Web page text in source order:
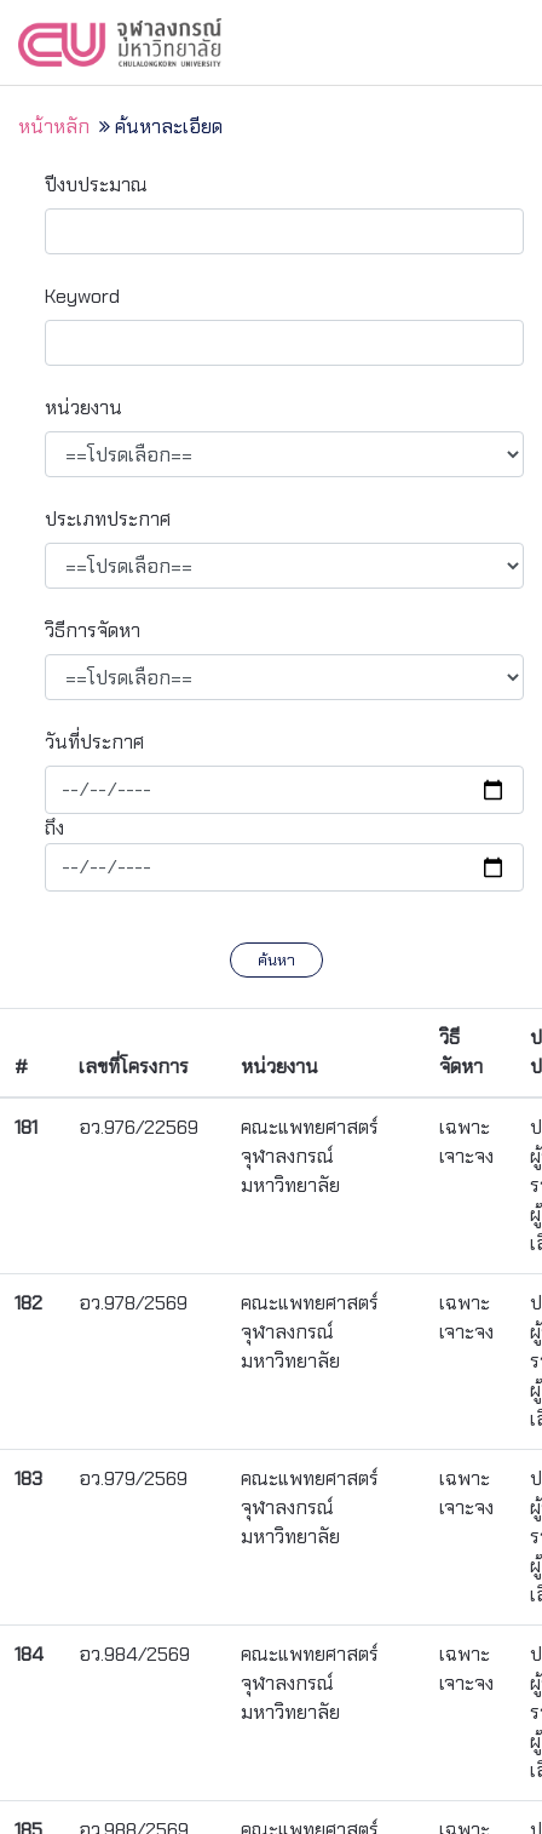
หน้าหลัก ค้นหาละเอียด
ปีงบประมาณ
Keyword
หน่วยงาน
ประเภทประกาศ
วิธีการจัดหา
วันที่ประกาศ
ถึง
ค้นหา
# เลขที่โครงการ หน่วยงาน
วิธี
จัดหา
181 อว.976/22569
คณะแพทยศาสตร์
จุฬาลงกรณ์
มหาวิทยาลัย
เฉพาะ
เจาะจง
182 อว.978/2569
คณะแพทยศาสตร์
จุฬาลงกรณ์
มหาวิทยาลัย
เฉพาะ
เจาะจง
183 อว.979/2569
คณะแพทยศาสตร์
จุฬาลงกรณ์
มหาวิทยาลัย
เฉพาะ
เจาะจง
184 อว.984/2569
คณะแพทยศาสตร์
จุฬาลงกรณ์
มหาวิทยาลัย
เฉพาะ
เจาะจง